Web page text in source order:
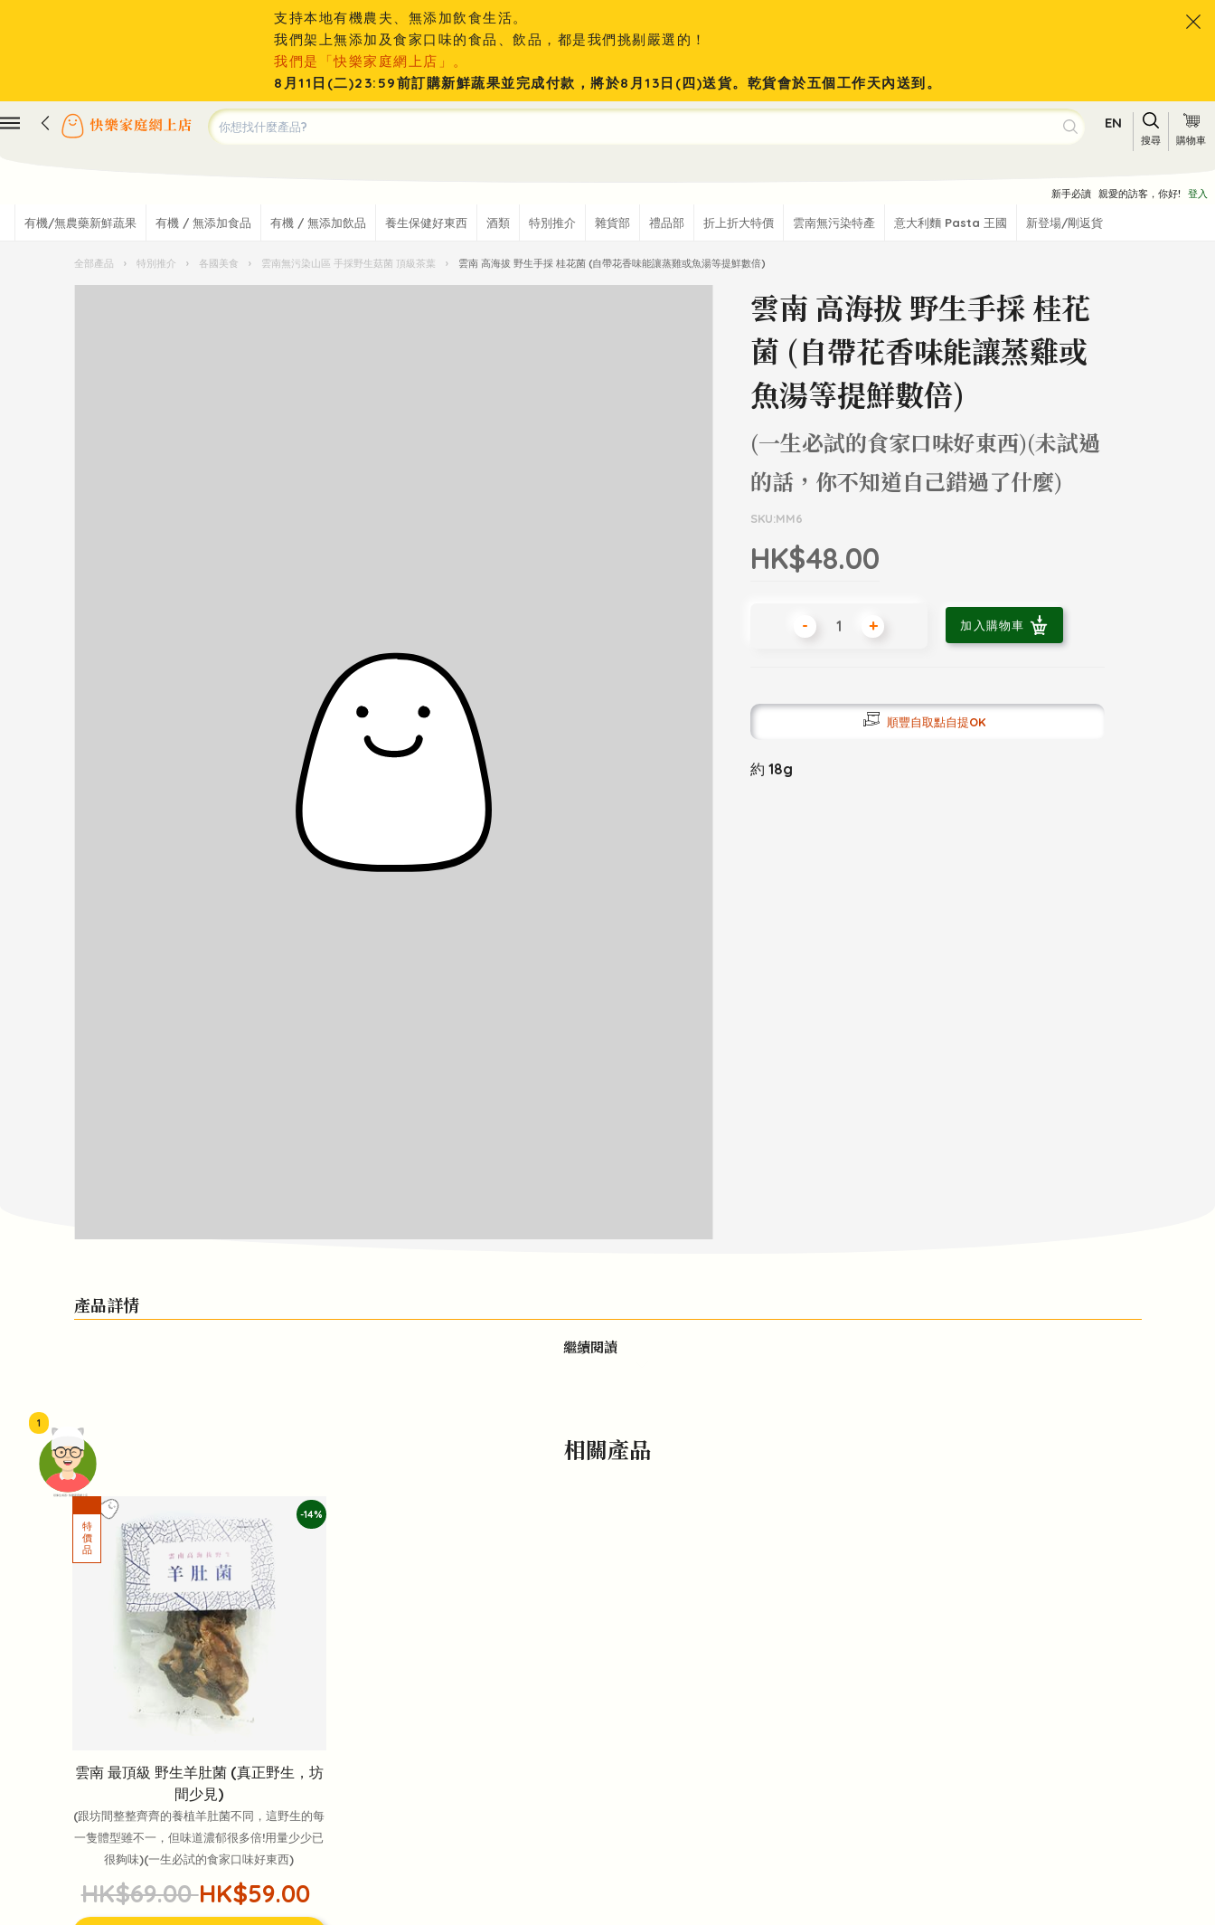
頭像生成器: 快樂家庭網上店
1
支持本地有機農夫、無添加飲食生活。
我們架上無添加及食家口味的食品、飲品，都是我們挑剔嚴選的！
我們是「快樂家庭網上店」。
8月11日(二)23:59前訂購新鮮蔬果並完成付款，將於8月13日(四)送貨。乾貨會於五個工作天內送到。
EN
搜尋 購物車
新手必讀 親愛的訪客，你好! 登入
有機/無農藥新鮮蔬果 有機 / 無添加食品 有機 / 無添加飲品 養生保健好東西 酒類 特別推介 雜貨部 禮品部 折上折大特價 雲南無污染特產 意大利麵 Pasta 王國 新登場/剛返貨
全部產品 › 特別推介 › 各國美食 › 雲南無污染山區 手採野生菇菌 頂級茶葉 › 雲南 高海拔 野生手採 桂花菌 (自帶花香味能讓蒸雞或魚湯等提鮮數倍)
雲南 高海拔 野生手採 桂花
菌 (自帶花香味能讓蒸雞或
魚湯等提鮮數倍)
(一生必試的食家口味好東西)(未試過
的話，你不知道自己錯過了什麼)
SKU:MM6
HK$48.00
- + 加入購物車
順豐自取點自提OK
約 18g
產品詳情
繼續閱讀
相關產品
-14%
雲南 最頂級 野生羊肚菌 (真正野生，坊
間少見)
(跟坊間整整齊齊的養植羊肚菌不同，這野生的每
一隻體型雖不一，但味道濃郁很多倍!用量少少已
很夠味)(一生必試的食家口味好東西)
HK$69.00HK$59.00